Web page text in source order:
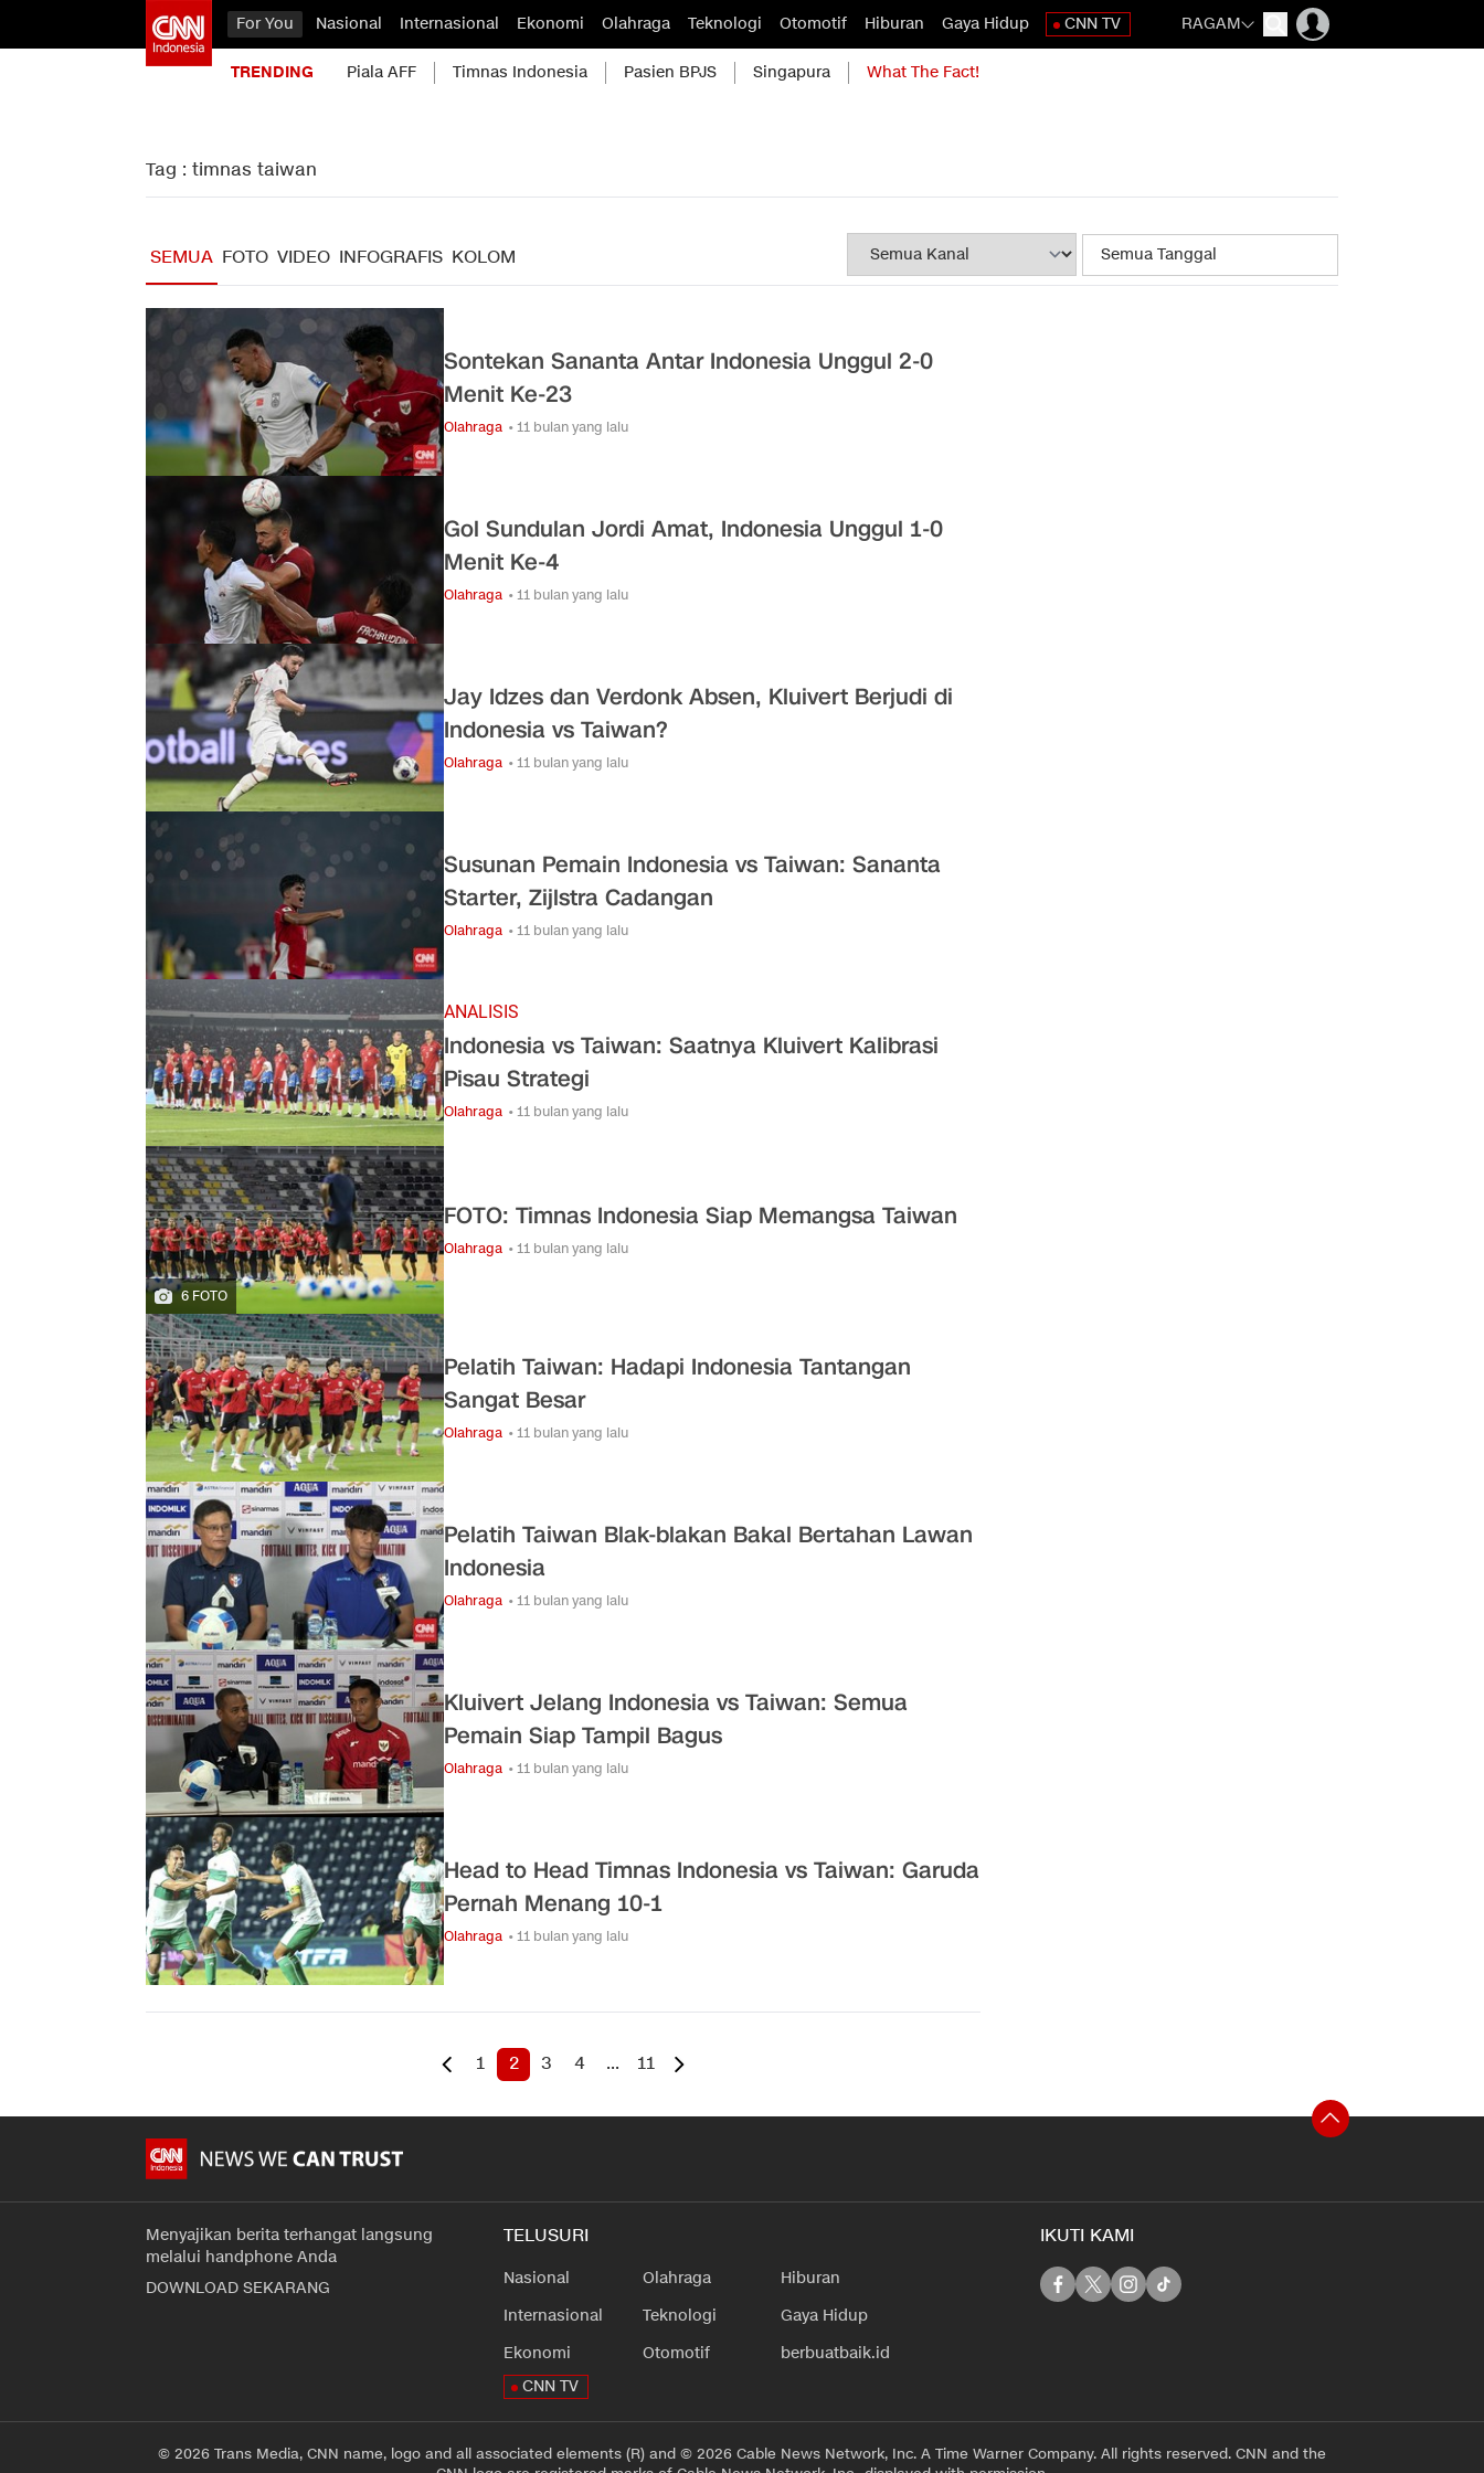
For You Nasional Internasional Ekonomi Olahraga Teknologi Otomotif Hiburan Gaya Hidup CNN TV RAGAM
TRENDING Piala AFF Timnas Indonesia Pasien BPJS Singapura What The Fact!
Tag : timnas taiwan
SEMUA FOTO VIDEO INFOGRAFIS KOLOM
Sontekan Sananta Antar Indonesia Unggul 2-0
Menit Ke-23
Olahraga • 11 bulan yang lalu
Gol Sundulan Jordi Amat, Indonesia Unggul 1-0
Menit Ke-4
Olahraga • 11 bulan yang lalu
Jay Idzes dan Verdonk Absen, Kluivert Berjudi di
Indonesia vs Taiwan?
Olahraga • 11 bulan yang lalu
Susunan Pemain Indonesia vs Taiwan: Sananta
Starter, Zijlstra Cadangan
Olahraga • 11 bulan yang lalu
ANALISIS
Indonesia vs Taiwan: Saatnya Kluivert Kalibrasi
Pisau Strategi
Olahraga • 11 bulan yang lalu
6 FOTO
FOTO: Timnas Indonesia Siap Memangsa Taiwan
Olahraga • 11 bulan yang lalu
Pelatih Taiwan: Hadapi Indonesia Tantangan
Sangat Besar
Olahraga • 11 bulan yang lalu
Pelatih Taiwan Blak-blakan Bakal Bertahan Lawan
Indonesia
Olahraga • 11 bulan yang lalu
Kluivert Jelang Indonesia vs Taiwan: Semua
Pemain Siap Tampil Bagus
Olahraga • 11 bulan yang lalu
Head to Head Timnas Indonesia vs Taiwan: Garuda
Pernah Menang 10-1
Olahraga • 11 bulan yang lalu
1 2 3 4 ... 11
Menyajikan berita terhangat langsung
melalui handphone Anda
DOWNLOAD SEKARANG
TELUSURI
Nasional
Internasional
Ekonomi
Olahraga
Teknologi
Otomotif
Hiburan
Gaya Hidup
berbuatbaik.id
CNN TV
IKUTI KAMI
© 2026 Trans Media, CNN name, logo and all associated elements (R) and © 2026 Cable News Network, Inc. A Time Warner Company. All rights reserved. CNN and the